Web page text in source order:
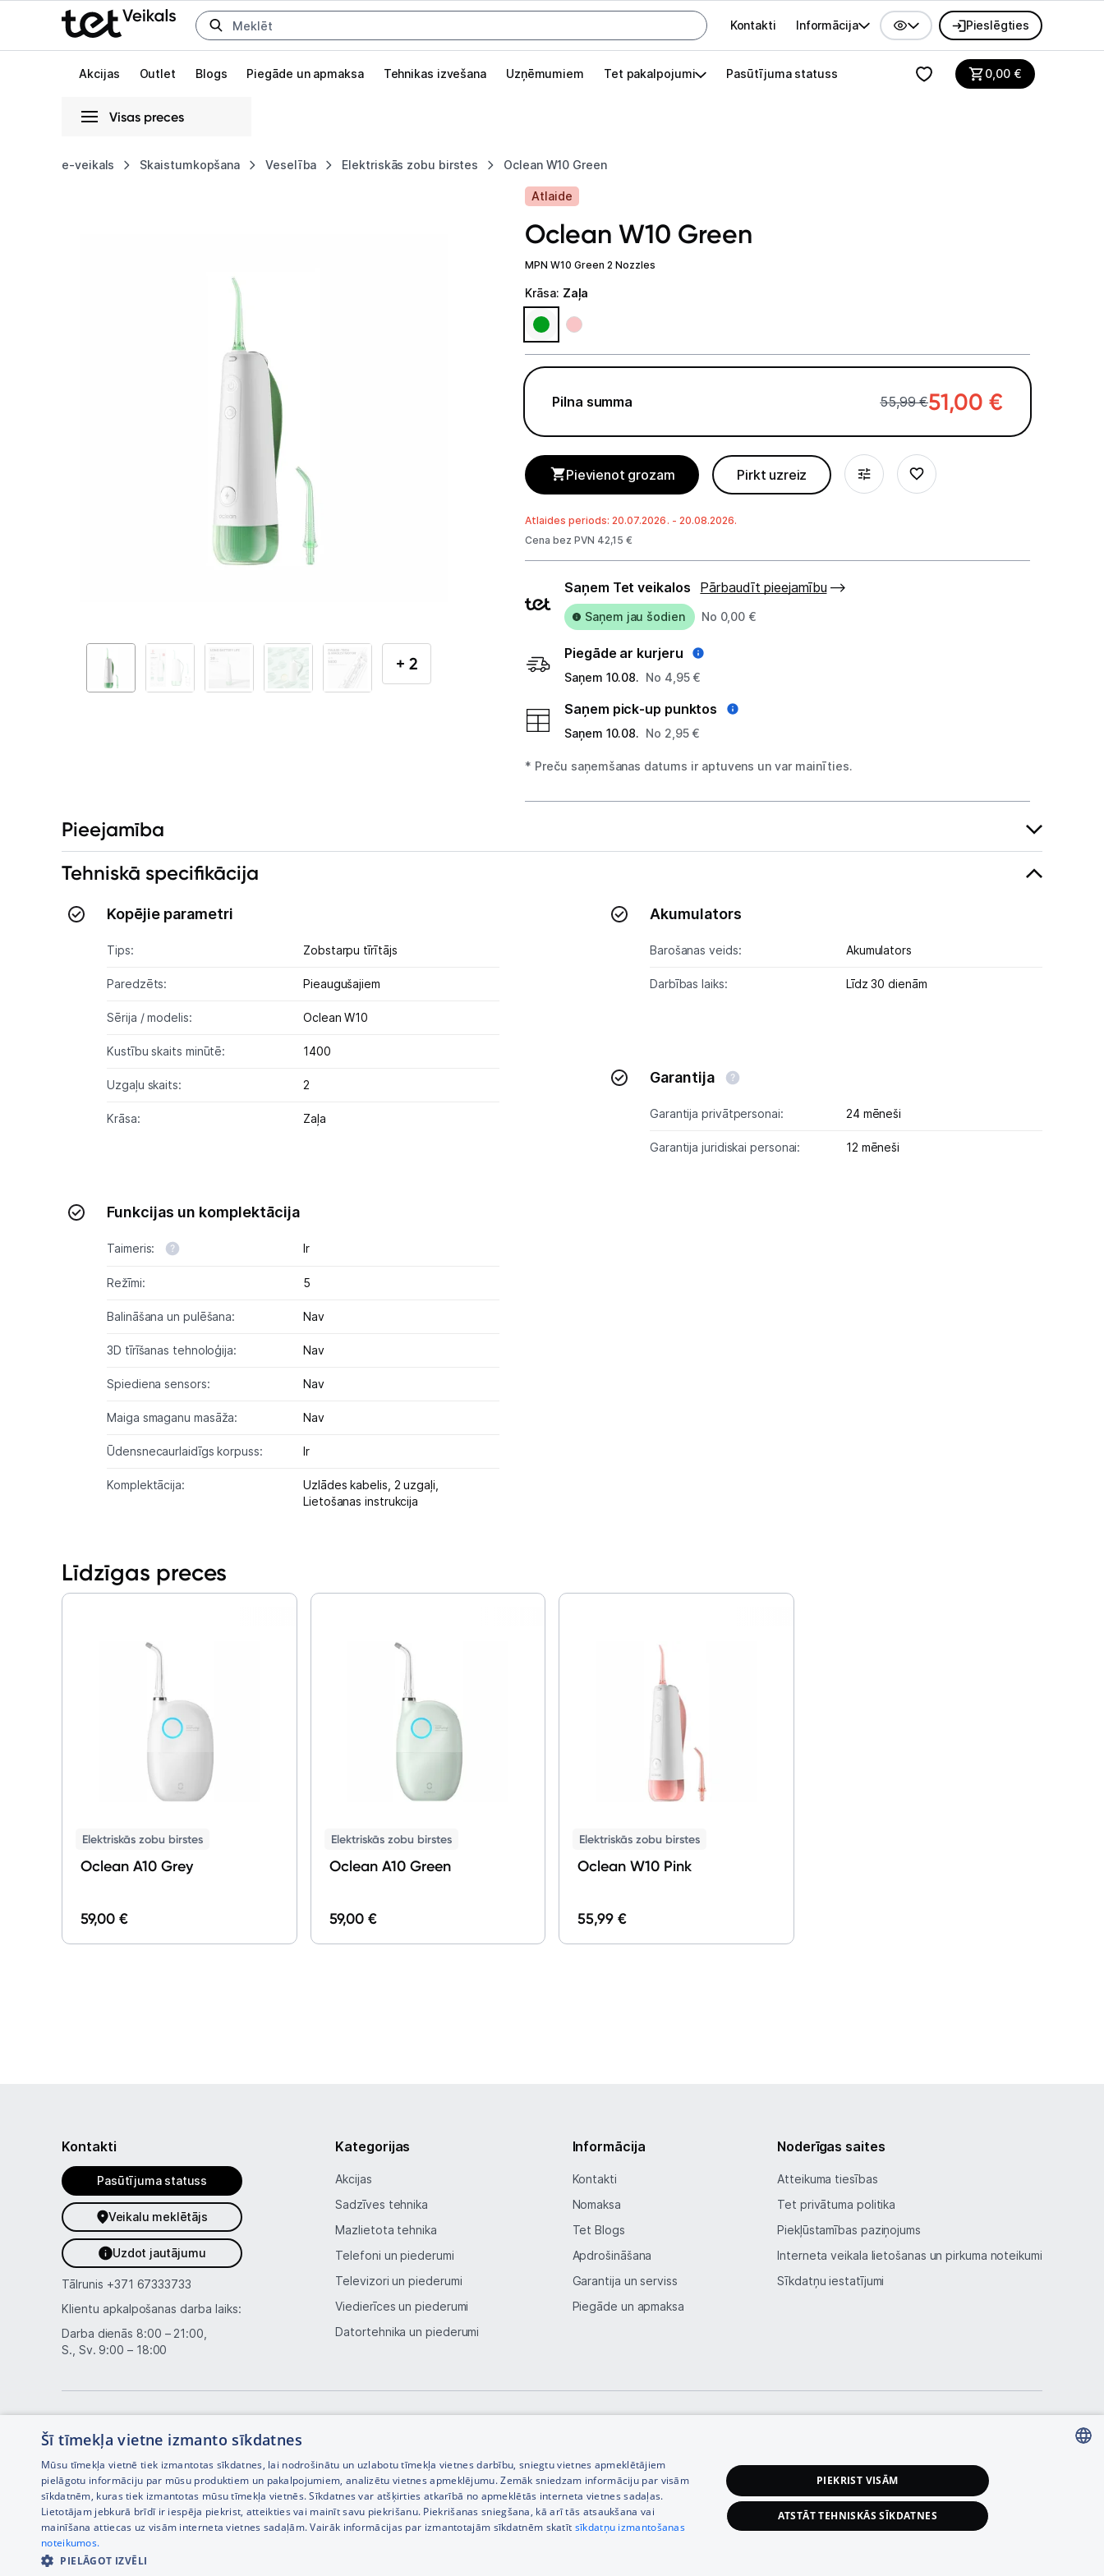
Uz kategorijam Uz galveno saturu
Galvenes izvēlne
Kontakti Informācija Pieslēgties
Akcijas Outlet Blogs Piegāde un apmaksa Tehnikas izvešana Uzņēmumiem Tet pakalpojumi Pasūtījuma statuss 0,00€
Visas preces
e-veikals Skaistumkopšana Veselība Elektriskās zobu birstes Oclean W10 Green
Pieslēgties
Telefoni, planšetdatori
Sadzīves tehnika
Skaistumkopšana
Aksesuāri el. zobu birstēm
Asinsspiediena mērītāji
+ 2
Atlaide
Oclean W10 Green
MPN W10 Green 2 Nozzles
Krāsa: Zaļa
Pilna summa 55,99 €51,00 €
Pievienot grozam Pirkt uzreiz
Atlaides periods: 20.07.2026. - 20.08.2026.
Cena bez PVN 42,15 €
Piegādes
veidi
Saņem Tet veikalos Pārbaudīt pieejamību
Saņem jau šodien No 0,00 €
Piegāde ar kurjeru
Saņem 10.08. No 4,95 €
Saņem pick-up punktos
Saņem 10.08. No 2,95 €
* Preču saņemšanas datums ir aptuvens un var mainīties.
Pieejamība
Tehniskā specifikācija
Kopējie parametri
Tips: Zobstarpu tīrītājs
Paredzēts: Pieaugušajiem
Sērija / modelis: Oclean W10
Kustību skaits minūtē: 1400
Uzgaļu skaits: 2
Krāsa: Zaļa
Funkcijas un komplektācija
Taimeris: Ir
Režīmi: 5
Balināšana un pulēšana: Nav
3D tīrīšanas tehnoloģija: Nav
Spiediena sensors: Nav
Maiga smaganu masāža: Nav
Ūdensnecaurlaidīgs korpuss: Ir
Komplektācija: Uzlādes kabelis, 2 uzgaļi,
Lietošanas instrukcija
Akumulators
Barošanas veids: Akumulators
Darbības laiks: Līdz 30 dienām
Garantija
Garantija privātpersonai: 24 mēneši
Garantija juridiskai personai: 12 mēneši
Līdzīgas preces
Elektriskās zobu birstes
Oclean A10 Grey
59,00 €
Elektriskās zobu birstes
Oclean A10 Green
59,00 €
Elektriskās zobu birstes
Oclean W10 Pink
55,99 €
Kontakti
Pasūtījuma statuss
Veikalu meklētājs
Uzdot jautājumu
Tālrunis +371 67333733
Klientu apkalpošanas darba laiks:
Darba dienās 8:00 – 21:00,
S., Sv. 9:00 – 18:00
Kategorijas
Akcijas
Sadzīves tehnika
Mazlietota tehnika
Telefoni un piederumi
Televizori un piederumi
Viedierīces un piederumi
Datortehnika un piederumi
Informācija
Kontakti
Nomaksa
Tet Blogs
Apdrošināšana
Garantija un serviss
Piegāde un apmaksa
Noderīgas saites
Atteikuma tiesības
Tet privātuma politika
Piekļūstamības paziņojums
Interneta veikala lietošanas un pirkuma noteikumi
Sīkdatņu iestatījumi
Interneta veikala izstrāde —
Šī tīmekļa vietne izmanto sīkdatnes
Mūsu tīmekļa vietnē tiek izmantotas sīkdatnes, lai nodrošinātu un uzlabotu tīmekļa vietnes darbību, sniegtu vietnes apmeklētājiem
pielāgotu informāciju par mūsu produktiem un pakalpojumiem, analizētu vietnes apmeklējumu. Zemāk sniedzam informāciju par visām
sīkdatnēm, kuras tiek izmantotas mūsu tīmekļa vietnēs. Sīkdatnes var atšķirties atkarībā no apmeklētās interneta vietnes sadaļas.
Lietotājam jebkurā brīdī ir iespēja piekrist, atteikties vai mainīt savu piekrišanu. Piekrišanas sniegšana, kā arī tās atsaukšana vai
mainīšana attiecas uz visām interneta vietnes sadaļām. Vairāk informācijas par izmantotajām sīkdatnēm skatīt sīkdatņu izmantošanas
noteikumos.
PIELĀGOT IZVĒLI
PIEKRIST VISĀM
ATSTĀT TEHNISKĀS SĪKDATNES